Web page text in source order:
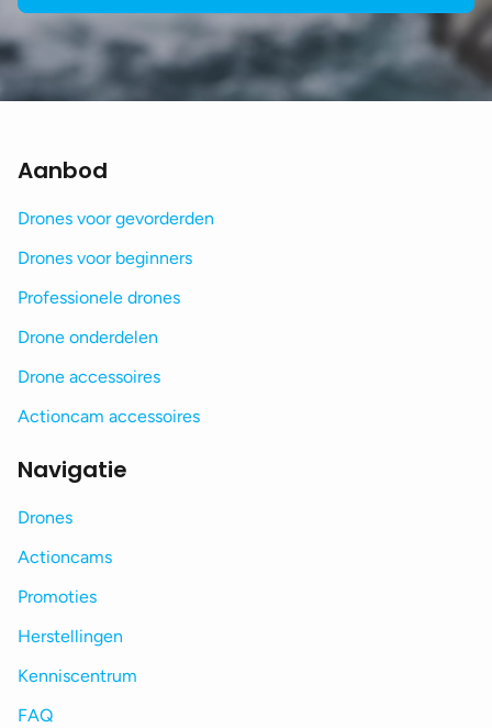
Aanbod
Drones voor gevorderden
Drones voor beginners
Professionele drones
Drone onderdelen
Drone accessoires
Actioncam accessoires
Navigatie
Drones
Actioncams
Promoties
Herstellingen
Kenniscentrum
FAQ